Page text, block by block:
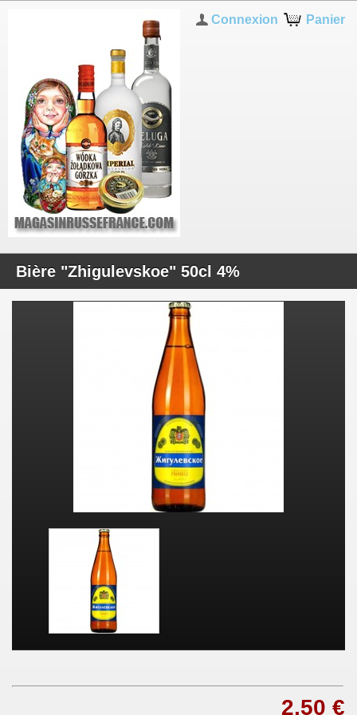
Panier
Connexion
Bière "Zhigulevskoe" 50cl 4%
2,50 €